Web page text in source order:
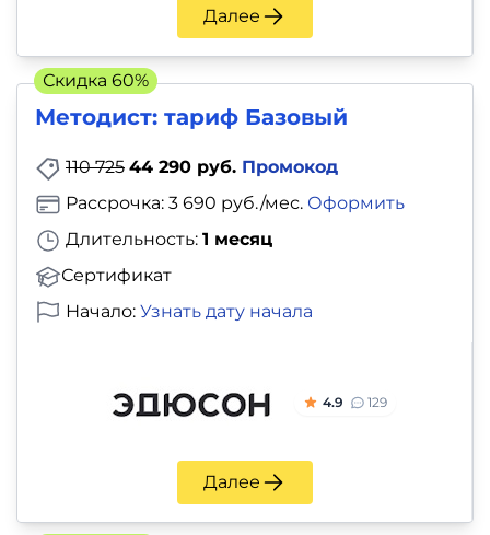
Далее
Методист: тариф Базовый
110 725 44 290 руб. Промокод
Длительность: 1 месяц
Сертификат
Рассрочка: 3 690 руб./мес. Оформить
Начало: Узнать дату начала
4.9 129
Далее
Скидка 60%